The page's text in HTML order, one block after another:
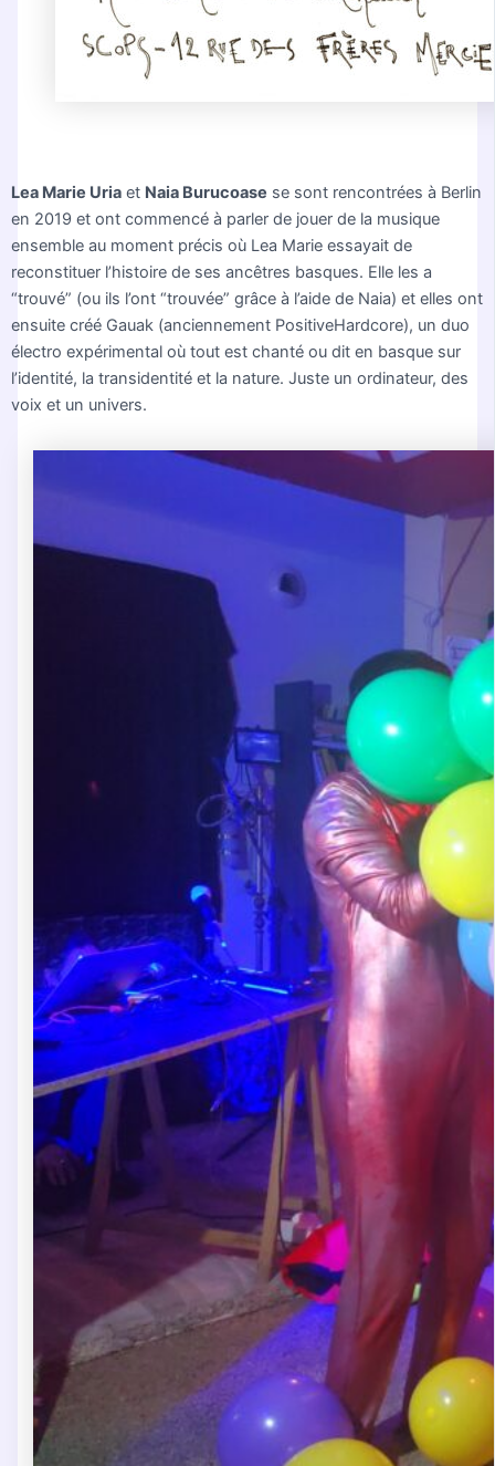
Lea Marie Uria et Naia Burucoase se sont rencontrées à Berlin
en 2019 et ont commencé à parler de jouer de la musique
ensemble au moment précis où Lea Marie essayait de
reconstituer l’histoire de ses ancêtres basques. Elle les a
“trouvé” (ou ils l’ont “trouvée” grâce à l’aide de Naia) et elles ont
ensuite créé Gauak (anciennement PositiveHardcore), un duo
électro expérimental où tout est chanté ou dit en basque sur
l’identité, la transidentité et la nature. Juste un ordinateur, des
voix et un univers.